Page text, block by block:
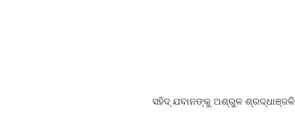
ସହିଦ୍ ଯବାନଙ୍କୁ ଅଶ୍ରୁଳ ଶ୍ରଦ୍ଧାଞ୍ଜଳି